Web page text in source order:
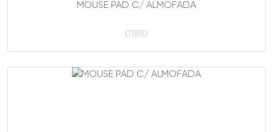
MOUSE PAD C/ ALMOFADA
01810